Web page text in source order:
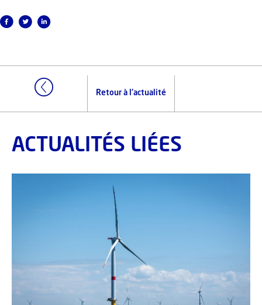
Retour à l'actualité
ACTUALITÉS LIÉES